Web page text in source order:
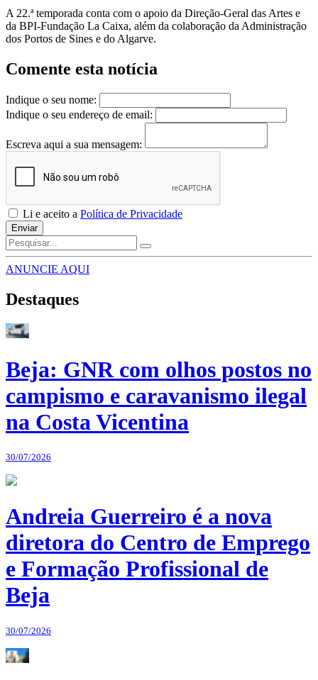
A 22.ª temporada conta com o apoio da Direção-Geral das Artes e
da BPI-Fundação La Caixa, além da colaboração da Administração
dos Portos de Sines e do Algarve.
Comente esta notícia
Indique o seu nome:
Indique o seu endereço de email:
Escreva aqui a sua mensagem:
Li e aceito a Política de Privacidade
Enviar
ANUNCIE AQUI
Destaques
Beja: GNR com olhos postos no
campismo e caravanismo ilegal
na Costa Vicentina
30/07/2026
Andreia Guerreiro é a nova
diretora do Centro de Emprego
e Formação Profissional de
Beja
30/07/2026